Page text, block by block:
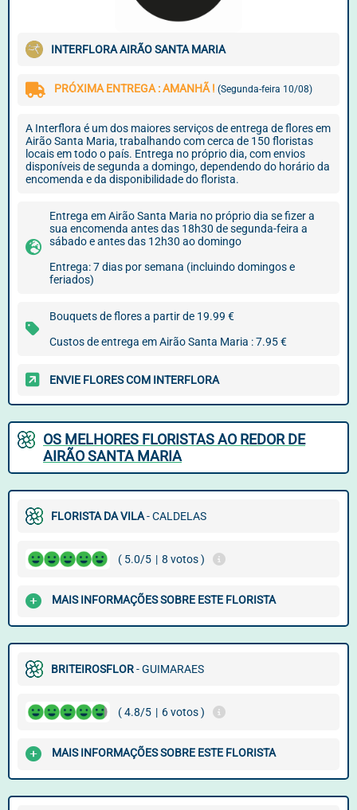
INTERFLORA AIRÃO SANTA MARIA
PRÓXIMA ENTREGA : AMANHÃ ! (Segunda-feira 10/08)
A Interflora é um dos maiores serviços de entrega de flores em
Airão Santa Maria, trabalhando com cerca de 150 floristas
locais em todo o país. Entrega no próprio dia, com envios
disponíveis de segunda a domingo, dependendo do horário da
encomenda e da disponibilidade do florista.
Entrega em Airão Santa Maria no próprio dia se fizer a
sua encomenda antes das 18h30 de segunda-feira a
sábado e antes das 12h30 ao domingo
Entrega: 7 dias por semana (incluindo domingos e
feriados)
Bouquets de flores a partir de 19.99 €
Custos de entrega em Airão Santa Maria : 7.95 €
ENVIE FLORES COM INTERFLORA
OS MELHORES FLORISTAS AO REDOR DE
AIRÃO SANTA MARIA
FLORISTA DA VILA- CALDELAS
( 5.0/5 | 8 votos )
MAIS INFORMAÇÕES SOBRE ESTE FLORISTA
BRITEIROSFLOR- GUIMARAES
( 4.8/5 | 6 votos )
MAIS INFORMAÇÕES SOBRE ESTE FLORISTA